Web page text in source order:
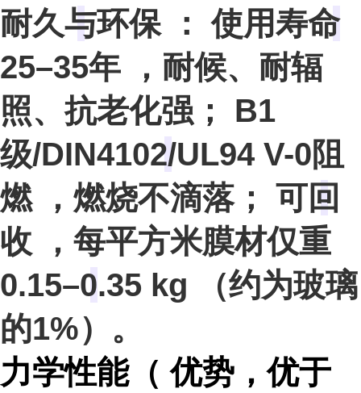
耐久与环保：使用寿命
25–35年 ，耐候、耐辐
照、抗老化强； B1
级/DIN4102/UL94 V-0阻
燃，燃烧不滴落； 可回
收 ，每平方米膜材仅重
0.15–0.35 kg （约为玻璃
的1%）。
力学性能（ 优势，优于